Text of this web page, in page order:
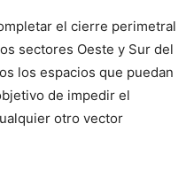
el cierre perimetral
sectores Oeste y Sur del
los espacios que puedan
de impedir el
otro vector